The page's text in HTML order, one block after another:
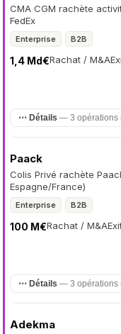
CMA CGM rachète
FedEx
Enterprise B2B
Rachat / M&A
1,4 Md€
⋯ Détails — 3 opérations
Paack
Colis Privé rachète
Espagne/France)
Enterprise B2B
Rachat / M&A
100 M€
⋯ Détails — 3 opérations
Adekma